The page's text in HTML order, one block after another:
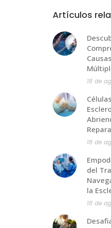
Artículos
18 de
18 de
del
la
18 de